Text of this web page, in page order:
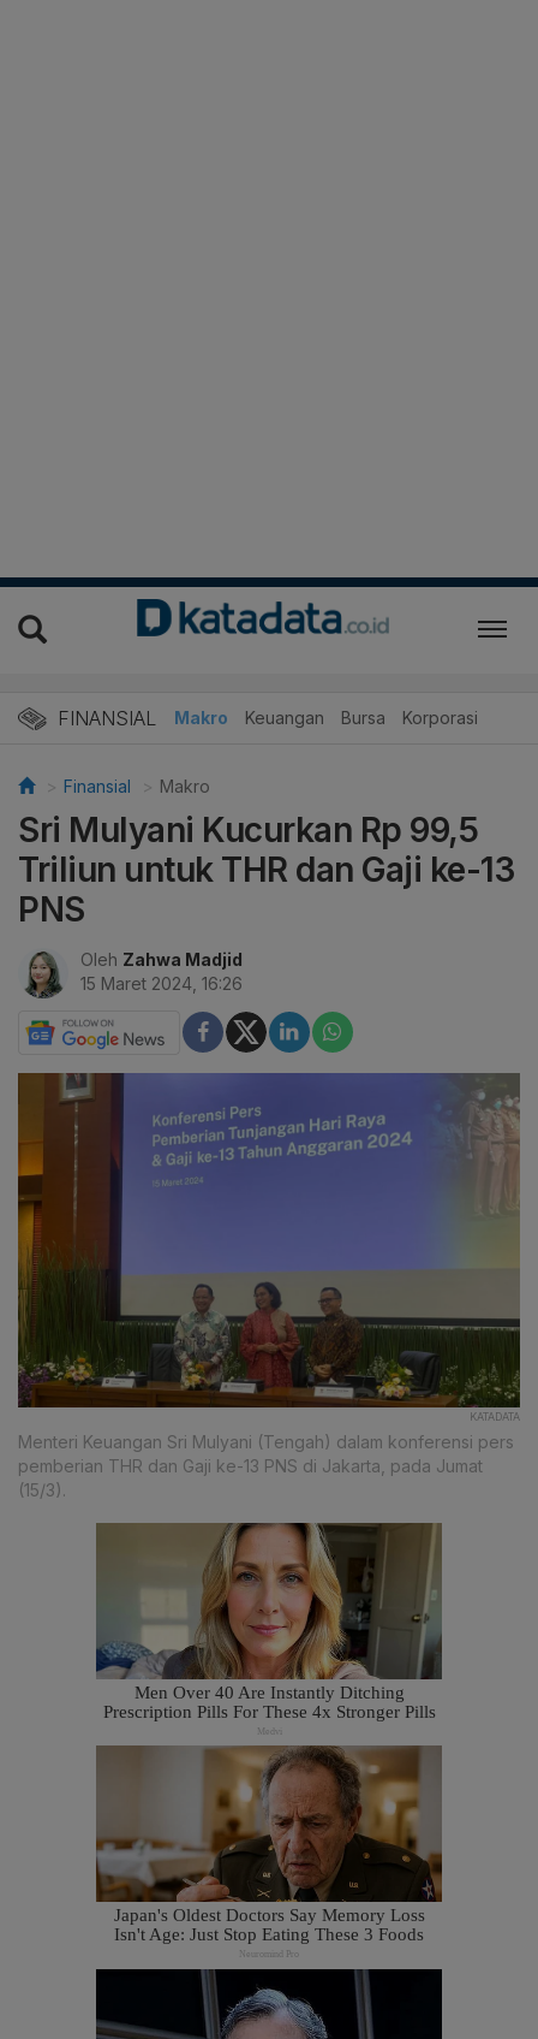
FINANSIAL Makro Keuangan Bursa Korporasi
Finansial Makro
Sri Mulyani Kucurkan Rp 99,5
Triliun untuk THR dan Gaji ke-13
PNS
Oleh Zahwa Madjid
15 Maret 2024, 16:26
KATADATA
Menteri Keuangan Sri Mulyani (Tengah) dalam konferensi pers
pemberian THR dan Gaji ke-13 PNS di Jakarta, pada Jumat
(15/3).